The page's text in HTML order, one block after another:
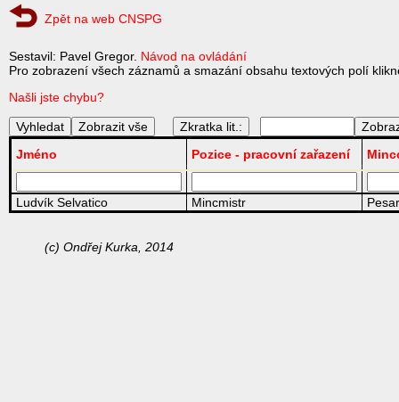
Zpět na web CNSPG
Sestavil: Pavel Gregor. Návod na ovládání
Pro zobrazení všech záznamů a smazání obsahu textových polí
Našli jste chybu?
Zkratka lit.:
Jméno
Pozice - pracovní zařazení
Ludvík Selvatico Mincmistr
(c) Ondřej Kurka, 2014